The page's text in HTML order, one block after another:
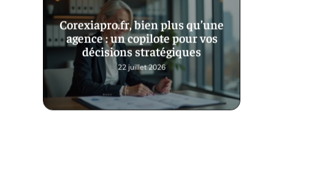
Corexiapro.fr, bien plus qu’une
agence : un copilote pour vos
décisions stratégiques
22 juillet 2026